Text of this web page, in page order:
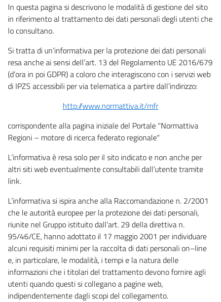
In questa pagina si descrivono le modalità di gestione del sito
in riferimento al trattamento dei dati personali degli utenti che
lo consultano.
Si tratta di un’informativa per la protezione dei dati personali
resa anche ai sensi dell’art. 13 del Regolamento UE 2016/679
(d’ora in poi GDPR) a coloro che interagiscono con i servizi web
di IPZS accessibili per via telematica a partire dall’indirizzo:
http://www.normattiva.it/mfr
corrispondente alla pagina iniziale del Portale "Normattiva
Regioni – motore di ricerca federato regionale"
L’informativa è resa solo per il sito indicato e non anche per
altri siti web eventualmente consultabili dall’utente tramite
link.
L’informativa si ispira anche alla Raccomandazione n. 2/2001
che le autorità europee per la protezione dei dati personali,
riunite nel Gruppo istituito dall’art. 29 della direttiva n.
95/46/CE, hanno adottato il 17 maggio 2001 per individuare
alcuni requisiti minimi per la raccolta di dati personali on–line
e, in particolare, le modalità, i tempi e la natura delle
informazioni che i titolari del trattamento devono fornire agli
utenti quando questi si collegano a pagine web,
indipendentemente dagli scopi del collegamento.